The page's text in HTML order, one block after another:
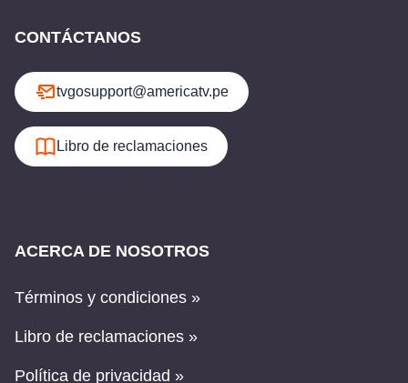
CONTÁCTANOS
tvgosupport@americatv.pe
Libro de reclamaciones
ACERCA DE NOSOTROS
Términos y condiciones »
Libro de reclamaciones »
Política de privacidad »